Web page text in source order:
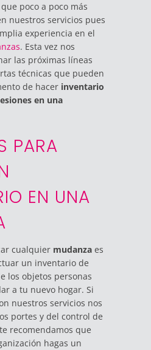
poco a poco más
nuestros servicios pues
experiencia en el
. Esta vez nos
las próximas líneas
técnicas que pueden
de hacer inventario
en una
PARA
EN UNA
cualquier mudanza es
un inventario de
los objetos personas
a tu nuevo hogar. Si
nuestros servicios nos
portes y del control de
recomendamos que
hagas un